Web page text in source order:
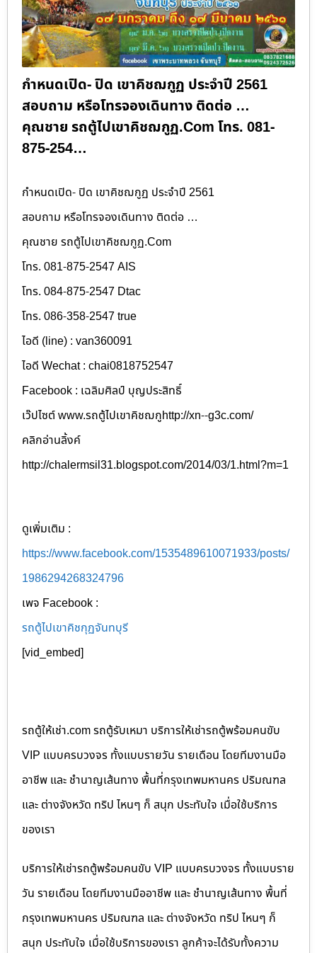
กำหนดเปิด- ปิด เขาคิชฌกูฏ ประจำปี 2561
สอบถาม หรือโทรจองเดินทาง ติดต่อ …
คุณชาย รถตู้ไปเขาคิชฌกูฏ.Com โทร. 081-
875-254…
กำหนดเปิด- ปิด เขาคิชฌกูฏ ประจำปี 2561
สอบถาม หรือโทรจองเดินทาง ติดต่อ …
คุณชาย รถตู้ไปเขาคิชฌกูฏ.Com
โทร. 081-875-2547 AIS
โทร. 084-875-2547 Dtac
โทร. 086-358-2547 true
ไอดี (line) : van360091
ไอดี Wechat : chai0818752547
Facebook : เฉลิมศิลป์ บุญประสิทธิ์
เว๊ปไซต์ www.รถตู้ไปเขาคิชฌกูhttp://xn--g3c.com/
คลิกอ่านลิ้งค์
http://chalermsil31.blogspot.com/2014/03/1.html?m=1
ดูเพิ่มเติม :
https://www.facebook.com/1535489610071933/posts/
1986294268324796
เพจ Facebook :
รถตู้ไปเขาคิชกุฏจันทบุรี
[vid_embed]
รถตู้ให้เช่า.com รถตู้รับเหมา บริการให้เช่ารถตู้พร้อมคนขับ
VIP แบบครบวงจร ทั้งแบบรายวัน รายเดือน โดยทีมงานมือ
อาชีพ และ ชำนาญเส้นทาง พื้นที่กรุงเทพมหานคร ปริมณฑล
และ ต่างจังหวัด ทริป ไหนๆ ก็ สนุก ประทับใจ เมื่อใช้บริการ
ของเรา
บริการให้เช่ารถตู้พร้อมคนขับ VIP แบบครบวงจร ทั้งแบบราย
วัน รายเดือน โดยทีมงานมืออาชีพ และ ชำนาญเส้นทาง พื้นที่
กรุงเทพมหานคร ปริมณฑล และ ต่างจังหวัด ทริป ไหนๆ ก็
สนุก ประทับใจ เมื่อใช้บริการของเรา ลูกค้าจะได้รับทั้งความ